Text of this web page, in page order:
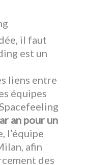
il faut
est un
liens entre
équipes
an pour un
l’équipe
afin
des